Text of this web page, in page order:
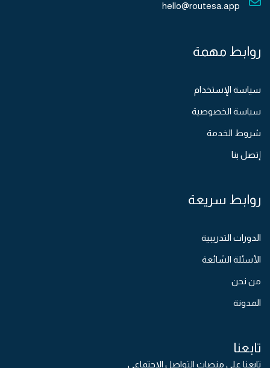
hello@routesa.app
روابط مهمة
سياسة الإستخدام
سياسة الخصوصية
شروط الخدمة
إتصل بنا
روابط سريعة
الدورات التدريبية
الأسئلة الشائعة
من نحن
المدونة
تابعنا
تابعنا على منصات التواصل الإجتماعي